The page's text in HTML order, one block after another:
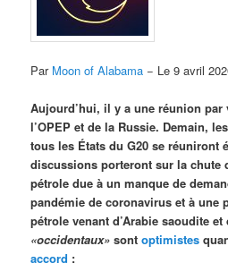
Par Moon of Alabama − Le 9 avril
Aujourd’hui, il y a une réunion par
l’OPEP et de la Russie. Demain,
tous les États du G20 se réuniront
discussions porteront sur la chute
pétrole due à un manque de
pandémie de coronavirus et à une
pétrole venant d’Arabie saoudite
«occidentaux» sontoptimistes
accord :